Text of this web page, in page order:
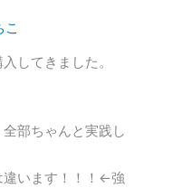
こ
してきました。
部ちゃんと実践し
違います！！！←強